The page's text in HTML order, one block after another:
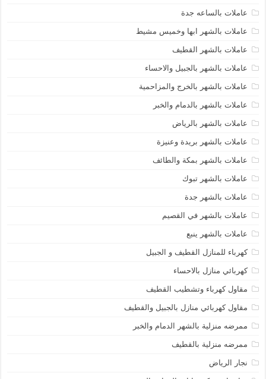
عاملات بالساعه جدة
عاملات بالشهر ابها وخميس مشيط
عاملات بالشهر القطيف
عاملات بالشهر بالجبيل والاحساء
عاملات بالشهر بالخرج والمزاحمية
عاملات بالشهر بالدمام والخبر
عاملات بالشهر بالرياض
عاملات بالشهر بريدة وعنيزة
عاملات بالشهر بمكة والطائف
عاملات بالشهر تبوك
عاملات بالشهر جدة
عاملات بالشهر في القصيم
عاملات بالشهر ينبع
كهرباء للمنازل القطيف و الجبيل
كهربائي منازل بالاحساء
مقاول كهرباء وتشطيب القطيف
مقاول كهربائي منازل بالجبيل والقطيف
ممرضه منزلية بالشهر الدمام والخبر
ممرضه منزلية بالقطيف
نجار الرياض